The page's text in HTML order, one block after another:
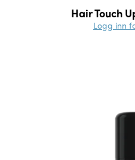
Hair Touch
Logg inn